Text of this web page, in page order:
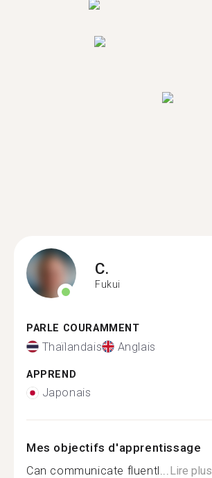
C.
Fukui
PARLE COURAMMENT
Thaïlandais Anglais
APPREND
Japonais
Mes objectifs d'apprentissage
Can communicate fluentl...Lire plus